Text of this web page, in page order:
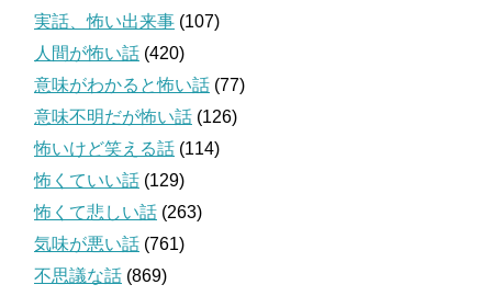
実話、怖い出来事 (107)
人間が怖い話 (420)
意味がわかると怖い話 (77)
意味不明だが怖い話 (126)
怖いけど笑える話 (114)
怖くていい話 (129)
怖くて悲しい話 (263)
気味が悪い話 (761)
不思議な話 (869)